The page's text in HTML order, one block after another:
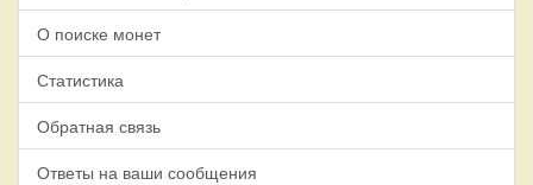
О поиске монет
Статистика
Обратная связь
Ответы на ваши сообщения